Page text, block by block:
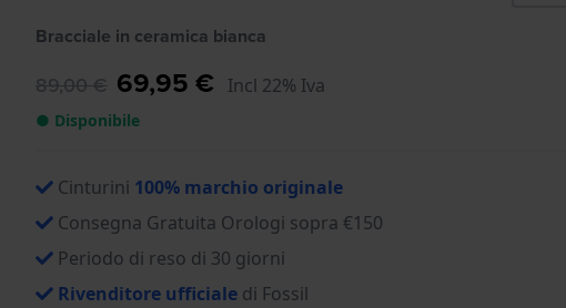
Bracciale in ceramica bianca
89,00 € 69,95 € Incl 22% Iva
● Disponibile
Cinturini 100% marchio originale
Consegna Gratuita Orologi sopra €150
Periodo di reso di 30 giorni
Rivenditore ufficiale di Fossil